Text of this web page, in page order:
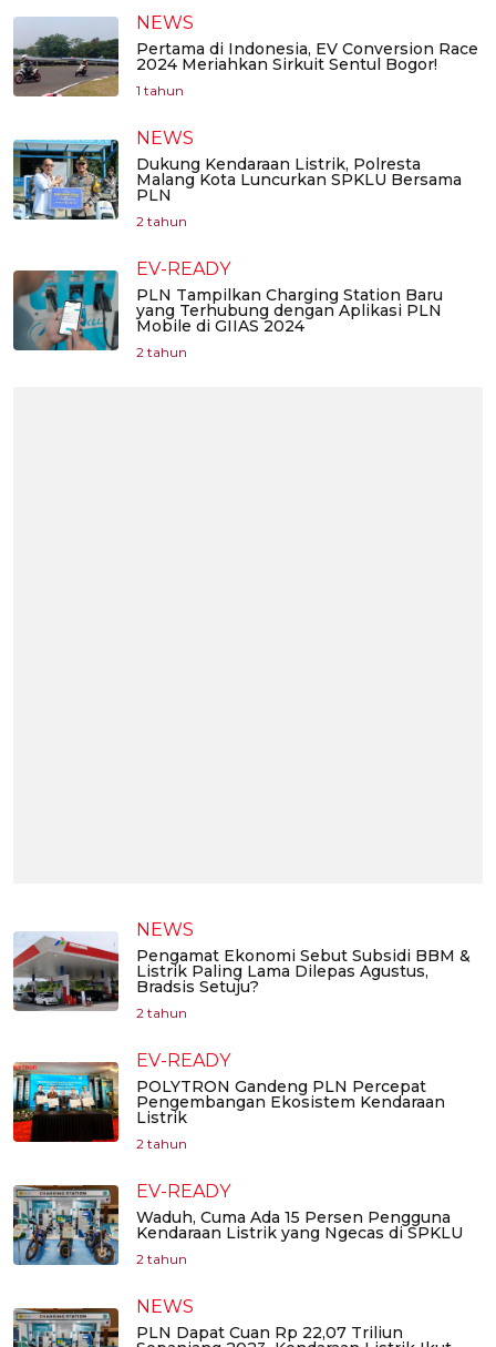
NEWS
Pertama di Indonesia, EV Conversion Race
2024 Meriahkan Sirkuit Sentul Bogor!
1 tahun
NEWS
Dukung Kendaraan Listrik, Polresta
Malang Kota Luncurkan SPKLU Bersama
PLN
2 tahun
EV-READY
PLN Tampilkan Charging Station Baru
yang Terhubung dengan Aplikasi PLN
Mobile di GIIAS 2024
2 tahun
NEWS
Pengamat Ekonomi Sebut Subsidi BBM &
Listrik Paling Lama Dilepas Agustus,
Bradsis Setuju?
2 tahun
EV-READY
POLYTRON Gandeng PLN Percepat
Pengembangan Ekosistem Kendaraan
Listrik
2 tahun
EV-READY
Waduh, Cuma Ada 15 Persen Pengguna
Kendaraan Listrik yang Ngecas di SPKLU
2 tahun
NEWS
PLN Dapat Cuan Rp 22,07 Triliun